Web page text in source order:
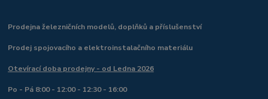
Prodejna železničních modelů, doplňků a příslušenství
Prodej spojovacího a elektroinstalačního materiálu
Otevírací doba prodejny - od Ledna 2026
Po - Pá 8:00 - 12:00 - 12:30 - 16:00